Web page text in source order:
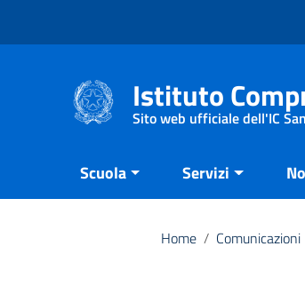
Istituto
Sito web ufficiale dell'IC
Scuola Servizi
Home / Comunicazioni